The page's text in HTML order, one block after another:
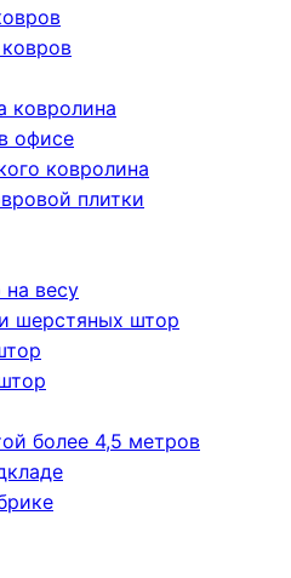
ковролина
офисе
ковролина
плитки
весу
шерстяных штор
более 4,5 метров